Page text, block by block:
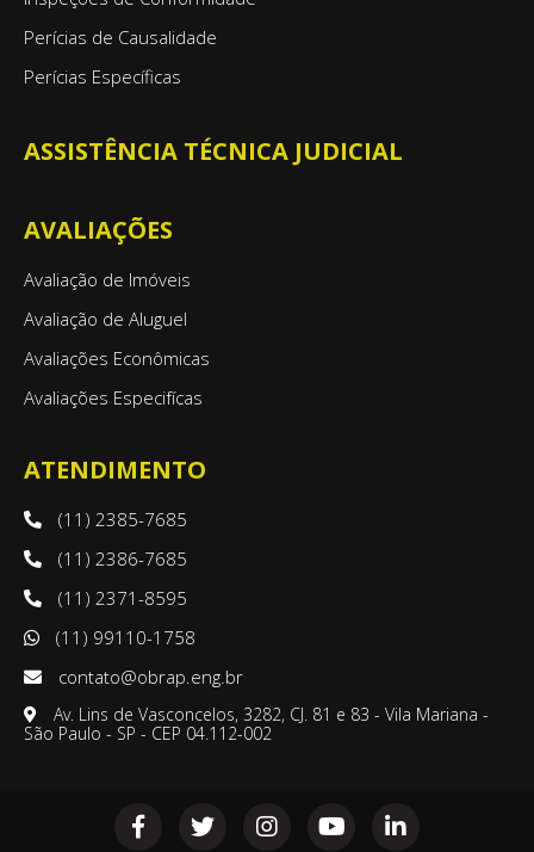
Perícias de Causalidade
Perícias Específicas
ASSISTÊNCIA TÉCNICA JUDICIAL
AVALIAÇÕES
Avaliação de Imóveis
Avaliação de Aluguel
Avaliações Econômicas
Avaliações Especifícas
ATENDIMENTO
(11) 2385-7685
(11) 2386-7685
(11) 2371-8595
(11) 99110-1758
contato@obrap.eng.br
Av. Lins de Vasconcelos, 3282, CJ. 81 e 83 - Vila Mariana -
São Paulo - SP - CEP 04.112-002